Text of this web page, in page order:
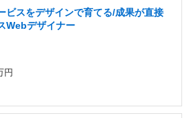
ビスをデザインで育てる/成果が直接
Webデザイナー
円